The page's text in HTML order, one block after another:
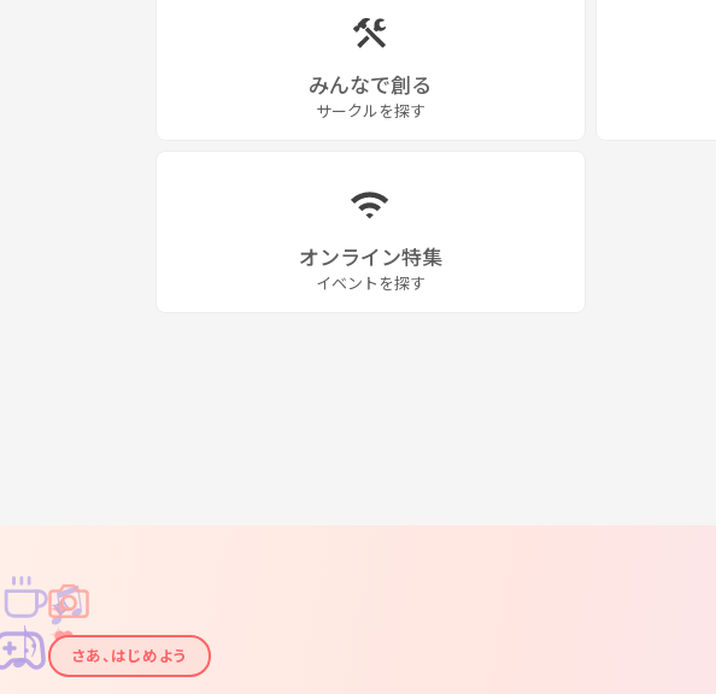
みんなで創る
サークルを探す
オンライン特集
イベントを探す
✦
✦
✧
✧
♪
♫
さあ、はじめよう